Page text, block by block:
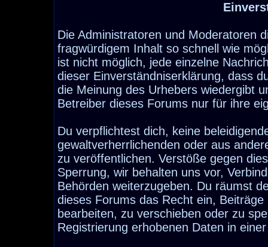
Die Administratoren und Moderatoren
fragwürdigem Inhalt so schnell wie
ist nicht möglich, jede einzelne
dieser Einverständniserklärung, dass
die Meinung des Urhebers wiedergibt
Betreiber dieses Forums nur für ihre
Du verpflichtest dich, keine
gewaltverherrlichenden oder aus
zu veröffentlichen. Verstöße gegen
Sperrung, wir behalten uns vor,
Behörden weiterzugeben. Du räumst
dieses Forums das Recht ein,
bearbeiten, zu verschieben oder zu
Registrierung erhobenen Daten in